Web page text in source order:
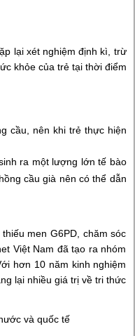
lại xét nghiệm định kì, trừ
khỏe của trẻ tại thời điểm
cầu, nên khi trẻ thực hiện
ra một lượng lớn tế bào
cầu già nên có thể dẫn
men G6PD, chăm sóc
Việt Nam đã tạo ra nhóm
hơn 10 năm kinh nghiệm
lại nhiều giá trị về tri thức
và quốc tế